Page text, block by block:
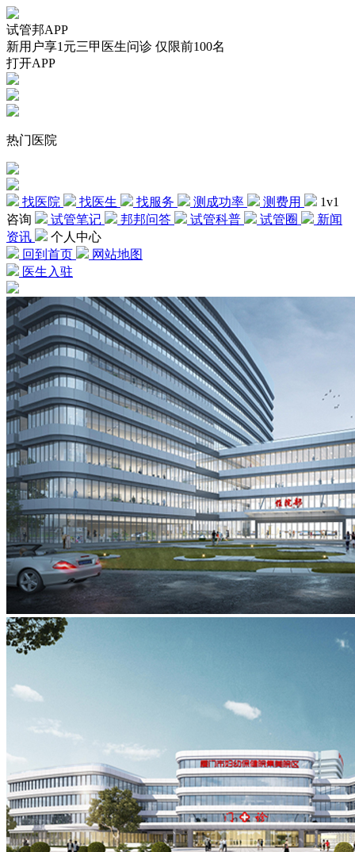
试管邦APP
新用户享1元三甲医生问诊 仅限前100名
打开APP
热门医院
找医院 找医生 找服务 测成功率 测费用
1v1
咨询
试管笔记 邦邦问答 试管科普 试管圈
新闻
资讯
个人中心
回到首页
网站地图
医生入驻